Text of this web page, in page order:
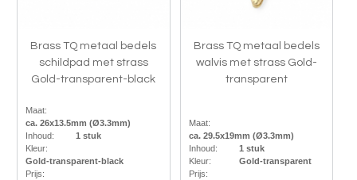
Brass TQ metaal bedels
schildpad met strass
Gold-transparent-black
Maat:
ca. 26x13.5mm (Ø3.3mm)
Inhoud:
1 stuk
Kleur:
Gold-transparent-black
Prijs:
Brass TQ metaal bedels
walvis met strass Gold-
transparent
Maat:
ca. 29.5x19mm (Ø3.3mm)
Inhoud:
1 stuk
Kleur:
Gold-transparent
Prijs: